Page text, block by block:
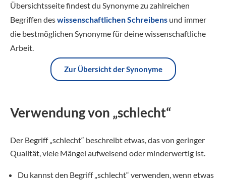
Übersichtsseite findest du Synonyme zu zahlreichen
Begriffen deswissenschaftlichen Schreibens und immer
die bestmöglichen Synonyme für deine wissenschaftliche
Arbeit.
Zur Übersicht der Synonyme
Verwendung von „schlecht“
Der Begriff „schlecht“ beschreibt etwas, das von geringer
Qualität, viele Mängel aufweisend oder minderwertig ist.
Du kannst den Begriff „schlecht“ verwenden, wenn etwas